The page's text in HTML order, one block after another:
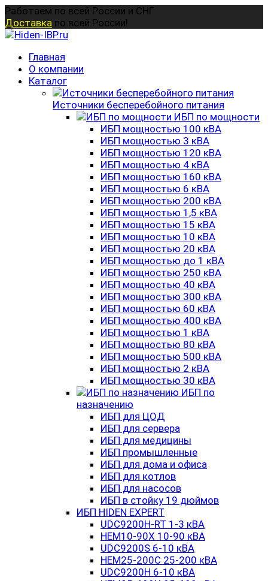
Перейти
к
содержанию
Работаем по всей России и СНГ
Доставка по всей России!
Главная
О компании
Каталог
Источники бесперебойного питания
ИБП по мощности
ИБП мощностью 100 кВА
ИБП мощностью 3 кВА
ИБП мощностью 120 кВА
ИБП мощностью 4 кВА
ИБП мощностью 160 кВА
ИБП мощностью 6 кВА
ИБП мощностью 200 кВА
ИБП мощностью 1,5 кВА
ИБП мощностью 15 кВА
ИБП мощностью 10 кВА
ИБП мощностью 20 кВА
ИБП мощностью до 1 кВА
ИБП мощностью 250 кВА
ИБП мощностью 40 кВА
ИБП мощностью 300 кВА
ИБП мощностью 60 кВА
ИБП мощностью 400 кВА
ИБП мощностью 1 кВА
ИБП мощностью 80 кВА
ИБП мощностью 500 кВА
ИБП мощностью 2 кВА
ИБП мощностью 30 кВА
ИБП по
назначению
ИБП для ЦОД
ИБП для сервера
ИБП для медицины
ИБП промышленные
ИБП для дома и офиса
ИБП для котлов
ИБП для насосов
ИБП в стойку 19 дюймов
ИБП HIDEN EXPERT
UDC9200H-RT 1-3 кВА
HEM10-90X 10-90 кВА
UDC9200S 6-10 кВА
HEM25-200C 25-200 кВА
UDC9200H 6-10 кВА